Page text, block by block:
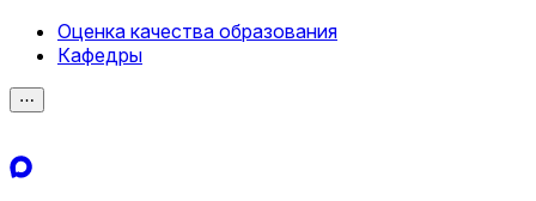
Оценка качества образования
Кафедры
⋯